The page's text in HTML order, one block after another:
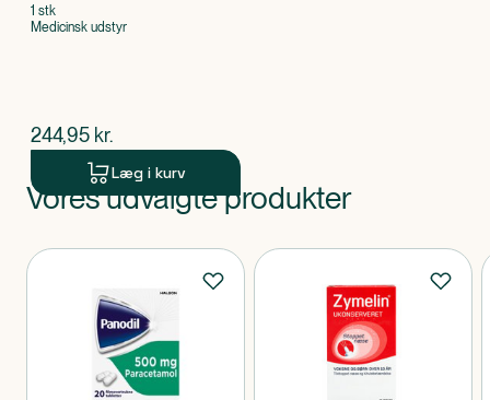
1 stk
Medicinsk udstyr
$nuværende pris
244,95 kr.
Læg i kurv
Produkt 1 af 0
Vores udvalgte produkter
Produkter